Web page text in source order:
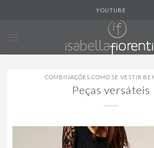
YOUTUBE
COMBINAÇÕES COMO SE VESTIR
Peças versáteis